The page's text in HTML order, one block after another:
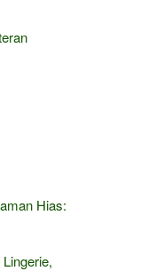
Hias: